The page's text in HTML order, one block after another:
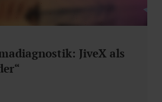
JiveX als